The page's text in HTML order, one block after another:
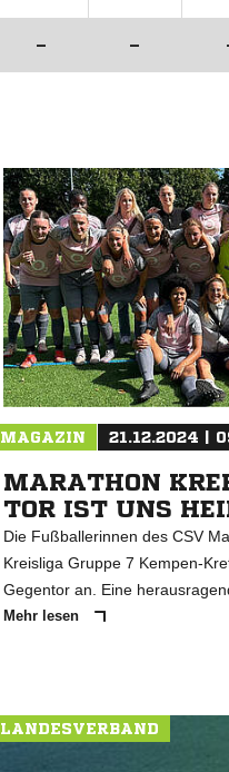
– –
MAGAZIN 21.12.2024 |
MARATHON
TOR IST UNS
Die Fußballerinnen des CSV
Kreisliga Gruppe 7 Kempen-
Gegentor an. Eine
Mehr lesen
LANDESVERBAND